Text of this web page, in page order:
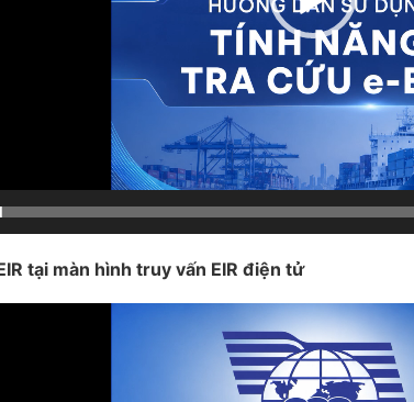
tại màn hình truy vấn EIR điện tử